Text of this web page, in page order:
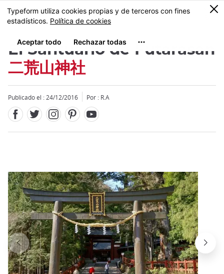
Tamaño
MENU
0
El Santuario de Futarasan
二荒山神社
Publicado el : 24/12/2016 Por : R.A
Close